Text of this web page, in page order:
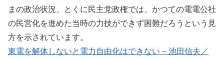
まの政治状況、とくに民主党政権では、かつての電電公社
の民営化を進めた当時の力技ができず困難だろうという見
方を示されています。
東電を解体しないと電力自由化はできない – 池田信夫／